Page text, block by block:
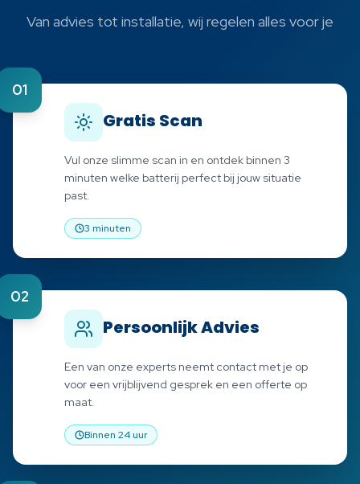
Van advies tot installatie, wij regelen alles voor je
01
Gratis Scan
Vul onze slimme scan in en ontdek binnen 3
minuten welke batterij perfect bij jouw situatie
past.
3 minuten
02
Persoonlijk Advies
Een van onze experts neemt contact met je op
voor een vrijblijvend gesprek en een offerte op
maat.
Binnen 24 uur